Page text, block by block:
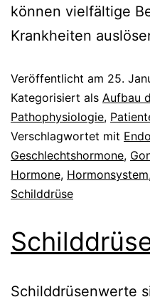
können vielfältige
Krankheiten
Veröffentlicht am 25.
Kategorisiert als Aufbau
Pathophysiologie,
Verschlagwortet mit
Geschlechtshormone,
Hormone, Hormonsystem
Schilddrüse
Schilddrüsenwerte